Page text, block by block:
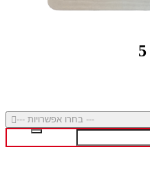
--- בחרו אפשרויות ---